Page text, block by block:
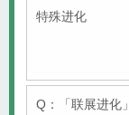
特殊进化
Q：「联展进化